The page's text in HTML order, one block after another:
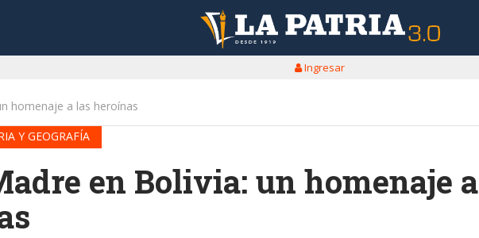
Ingresar
homenaje a las heroínas
Y GEOGRAFÍA
en Bolivia: un homenaje a